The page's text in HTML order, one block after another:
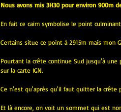
Nous avons mis 3H30 pour environ 900m
En fait ce cairn symbolise le point
Certains situe ce point à 2915m mais mon
Pourtant la crête continue Sud jusqu'à
sur la carte IGN.
Ce n'est qu'après qu'il faut quitter la crête
Et là encore, on voit un sommet qui est